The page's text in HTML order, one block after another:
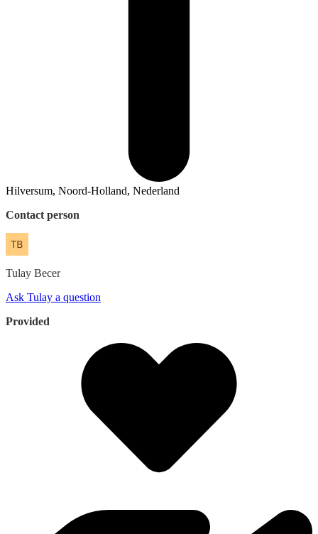
Hilversum, Noord-Holland, Nederland
Contact person
Tulay Becer
Ask Tulay a question
Provided